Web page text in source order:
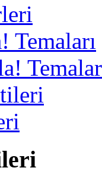
Temaları